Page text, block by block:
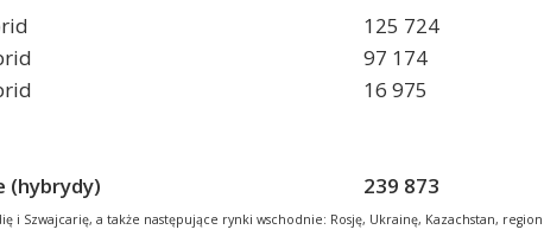
125 724
97 174
16 975
(hybrydy) 239 873
i Szwajcarię, a także następujące rynki wschodnie: Rosję, Ukrainę, Kazachstan, region